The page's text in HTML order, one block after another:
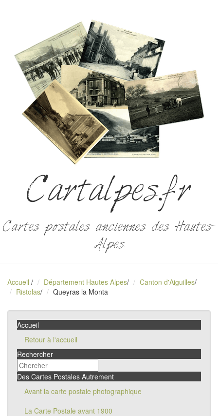
Cartalpes.fr
Cartes postales anciennes des Hautes-
Alpes
Accueil / Département Hautes Alpes/ Canton d'Aiguilles/
Ristolas/ Queyras la Monta
Accueil
Retour à l'accueil
Rechercher
Des Cartes Postales Autrement
Avant la carte postale photographique
La Carte Postale avant 1900